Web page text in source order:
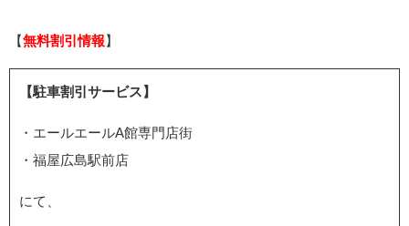
【 無料割引情報 】
【駐車割引サービス】
・エールエールA館専門店街
・福屋広島駅前店
にて、